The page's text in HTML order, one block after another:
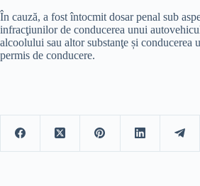
În cauză, a fost întocmit dosar penal sub
infracţiunilor de conducerea unui
alcoolului sau altor substanţe și conducerea
permis de conducere.